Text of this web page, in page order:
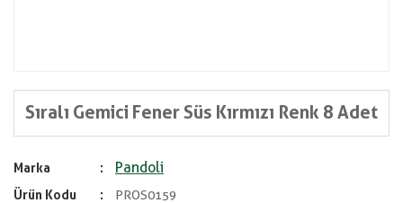
Sıralı Gemici Fener Süs Kırmızı Renk 8 Adet
Marka Pandoli
Ürün Kodu
PROS0159